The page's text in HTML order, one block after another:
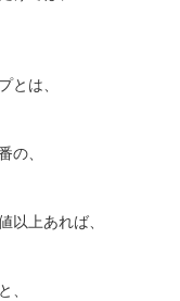
とは、
の、
以上あれば、
、